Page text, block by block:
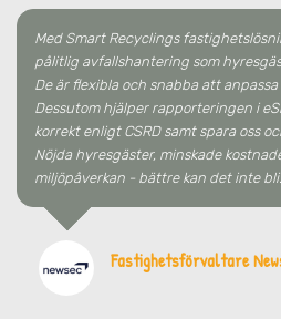
Med Smart Recyclings
pålitlig avfallshantering som
De är flexibla och snabba att
Dessutom hjälper rapporteringen i
korrekt enligt CSRD samt spara oss
Nöjda hyresgäster, minskade
miljöpåverkan - bättre kan det inte bli.
Fastighetsförvaltare